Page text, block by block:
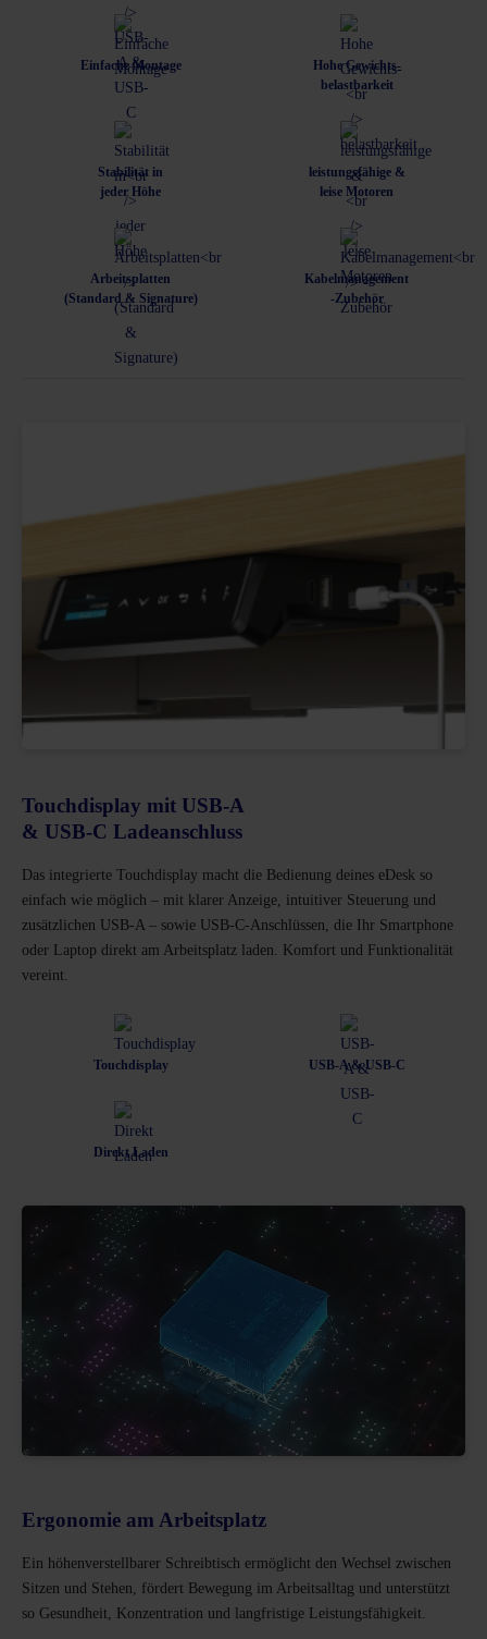
Einfache Montage
Hohe Gewichts-
belastbarkeit
Stabilität in
jeder Höhe
leistungsfähige &
leise Motoren
Arbeitsplatten
(Standard & Signature)
Kabelmanagement
-Zubehör
Touchdisplay mit USB-A
& USB-C Ladeanschluss
Das integrierte Touchdisplay macht die Bedienung deines eDesk so
einfach wie möglich – mit klarer Anzeige, intuitiver Steuerung und
zusätzlichen USB-A – sowie USB-C-Anschlüssen, die Ihr Smartphone
oder Laptop direkt am Arbeitsplatz laden. Komfort und Funktionalität
vereint.
Touchdisplay USB-A & USB-C
Direkt Laden
Ergonomie am Arbeitsplatz
Ein höhenverstellbarer Schreibtisch ermöglicht den Wechsel zwischen
Sitzen und Stehen, fördert Bewegung im Arbeitsalltag und unterstützt
so Gesundheit, Konzentration und langfristige Leistungsfähigkeit.